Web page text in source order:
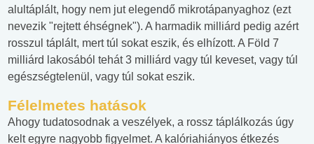
alultáplált, hogy nem jut elegendő mikrotápanyaghoz (ezt
nevezik "rejtett éhségnek"). A harmadik milliárd pedig azért
rosszul táplált, mert túl sokat eszik, és elhízott. A Föld 7
milliárd lakosából tehát 3 milliárd vagy túl keveset, vagy túl
egészségtelenül, vagy túl sokat eszik.
Félelmetes hatások
Ahogy tudatosodnak a veszélyek, a rossz táplálkozás úgy
kelt egyre nagyobb figyelmet. A kalóriahiányos étkezés